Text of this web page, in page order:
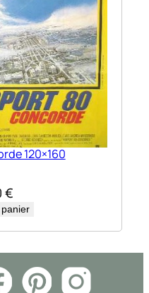
120×160
€